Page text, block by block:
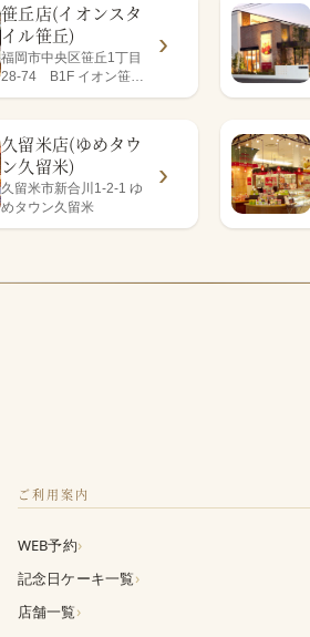
笹丘店(イオンスタ
イル笹丘)
福岡市中央区笹丘1丁目
28-74 B1F イオン笹丘
店内
久留米店(ゆめタウ
ン久留米)
久留米市新合川1-2-1 ゆ
めタウン久留米
ご利用案内
WEB予約›
記念日ケーキ一覧›
店舗一覧›